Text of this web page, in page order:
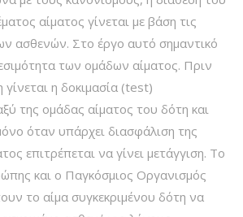
αίματος γίνεται με βάση τις
ασθενών. Στο έργο αυτό σημαντικό
των ομάδων αίματος. Πριν
γίνεται η δοκιμασία (test)
της ομάδας αίματος του δότη και
όταν υπάρχει διασφάλιση της
επιτρέπεται να γίνει μετάγγιση. Το
και ο Παγκόσμιος Οργανισμός
το αίμα συγκεκριμένου δότη να